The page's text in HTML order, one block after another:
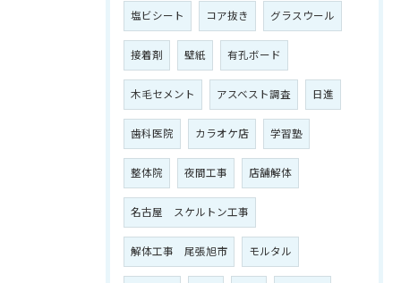
塩ビシート コア抜き グラスウール
接着剤 壁紙 有孔ボード
木毛セメント アスベスト調査 日進
歯科医院 カラオケ店 学習塾
整体院 夜間工事 店舗解体
名古屋 スケルトン工事
解体工事 尾張旭市 モルタル